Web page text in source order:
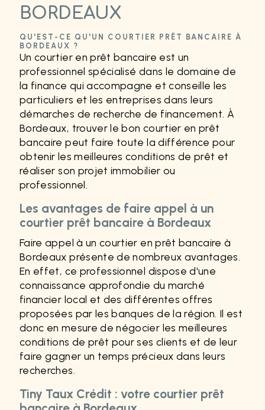
BORDEAUX
QU'EST-CE QU'UN COURTIER PRÊT BANCAIRE À
BORDEAUX ?
Un courtier en prêt bancaire est un
professionnel spécialisé dans le domaine de
la finance qui accompagne et conseille les
particuliers et les entreprises dans leurs
démarches de recherche de financement. À
Bordeaux, trouver le bon courtier en prêt
bancaire peut faire toute la différence pour
obtenir les meilleures conditions de prêt et
réaliser son projet immobilier ou
professionnel.
Les avantages de faire appel à un
courtier prêt bancaire à Bordeaux
Faire appel à un courtier en prêt bancaire à
Bordeaux présente de nombreux avantages.
En effet, ce professionnel dispose d'une
connaissance approfondie du marché
financier local et des différentes offres
proposées par les banques de la région. Il est
donc en mesure de négocier les meilleures
conditions de prêt pour ses clients et de leur
faire gagner un temps précieux dans leurs
recherches.
Tiny Taux Crédit : votre courtier prêt